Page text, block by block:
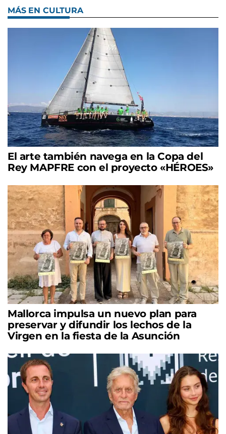
MÁS EN CULTURA
El arte también navega en la Copa del
Rey MAPFRE con el proyecto «HÉROES»
Mallorca impulsa un nuevo plan para
preservar y difundir los lechos de la
Virgen en la fiesta de la Asunción